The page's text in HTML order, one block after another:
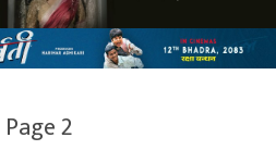
Page 2